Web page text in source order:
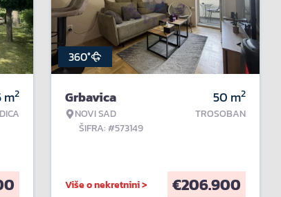
m2
360°
Grbavica
NOVI SAD
ŠIFRA: #573149
50 m2
TROSOBAN
Više o nekretnini > €206.900